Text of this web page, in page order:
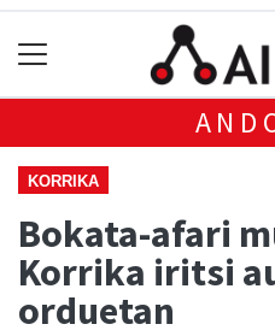
KORRIKA
Bokata-afari
Korrika iritsi
orduetan